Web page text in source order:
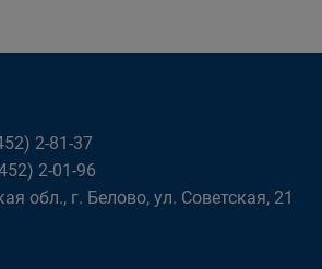
2-81-37
2-01-96
обл., г. Белово, ул. Советская, 21